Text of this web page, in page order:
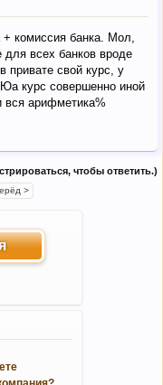
комиссия банка. Мол,
для всех банков вроде
привате свой курс, у
курс совершенно иной
вся арифметика%
чтобы ответить.)
>